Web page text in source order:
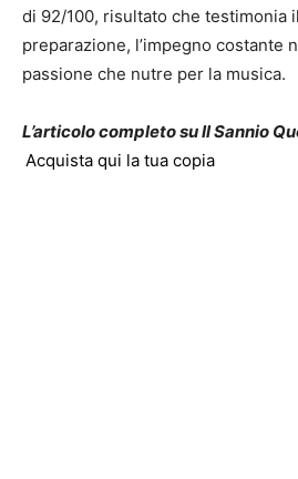
di 92/100, risultato che testimonia
preparazione, l’impegno costante
passione che nutre per la musica.
L’articolo completo su Il Sannio
Acquista qui la tua copia